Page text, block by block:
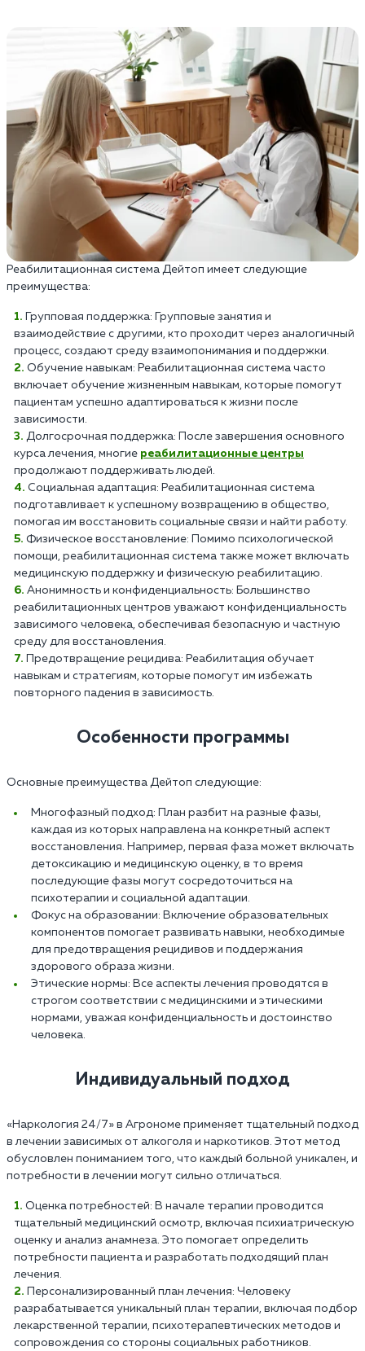
Реабилитационная система Дейтоп имеет следующие
преимущества:
Групповая поддержка: Групповые занятия и
взаимодействие с другими, кто проходит через аналогичный
процесс, создают среду взаимопонимания и поддержки.
Обучение навыкам: Реабилитационная система часто
включает обучение жизненным навыкам, которые помогут
пациентам успешно адаптироваться к жизни после
зависимости.
Долгосрочная поддержка: После завершения основного
курса лечения, многие реабилитационные центры
продолжают поддерживать людей.
Социальная адаптация: Реабилитационная система
подготавливает к успешному возвращению в общество,
помогая им восстановить социальные связи и найти работу.
Физическое восстановление: Помимо психологической
помощи, реабилитационная система также может включать
медицинскую поддержку и физическую реабилитацию.
Анонимность и конфиденциальность: Большинство
реабилитационных центров уважают конфиденциальность
зависимого человека, обеспечивая безопасную и частную
среду для восстановления.
Предотвращение рецидива: Реабилитация обучает
навыкам и стратегиям, которые помогут им избежать
повторного падения в зависимость.
Особенности программы
Основные преимущества Дейтоп следующие:
Многофазный подход: План разбит на разные фазы,
каждая из которых направлена на конкретный аспект
восстановления. Например, первая фаза может включать
детоксикацию и медицинскую оценку, в то время
последующие фазы могут сосредоточиться на
психотерапии и социальной адаптации.
Фокус на образовании: Включение образовательных
компонентов помогает развивать навыки, необходимые
для предотвращения рецидивов и поддержания
здорового образа жизни.
Этические нормы: Все аспекты лечения проводятся в
строгом соответствии с медицинскими и этическими
нормами, уважая конфиденциальность и достоинство
человека.
Индивидуальный подход
«Наркология 24/7» в Агрономе применяет тщательный подход
в лечении зависимых от алкоголя и наркотиков. Этот метод
обусловлен пониманием того, что каждый больной уникален, и
потребности в лечении могут сильно отличаться.
Оценка потребностей: В начале терапии проводится
тщательный медицинский осмотр, включая психиатрическую
оценку и анализ анамнеза. Это помогает определить
потребности пациента и разработать подходящий план
лечения.
Персонализированный план лечения: Человеку
разрабатывается уникальный план терапии, включая подбор
лекарственной терапии, психотерапевтических методов и
сопровождения со стороны социальных работников.